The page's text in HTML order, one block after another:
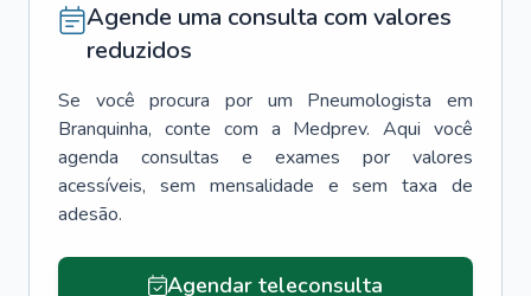
Agende uma consulta com valores
reduzidos
Se você procura por um Pneumologista
em
Branquinha, conte com a Medprev. Aqui você
agenda consultas e exames por valores
acessíveis, sem mensalidade e sem taxa de
adesão.
Agendar teleconsulta